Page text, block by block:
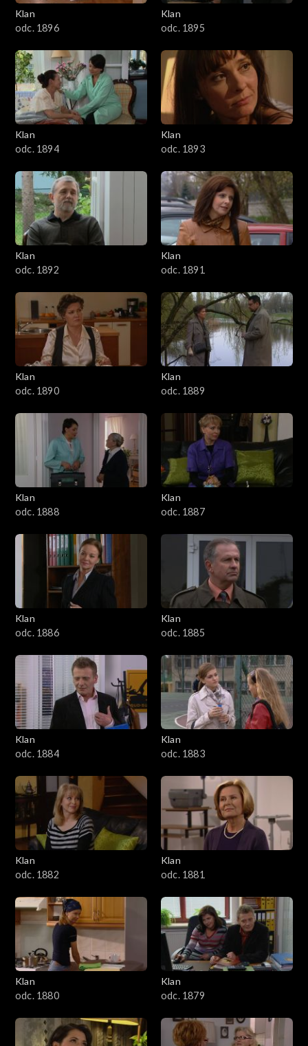
3701–3800
3601–3700
3501–3600
3401–3500
3201–3300
3101–3200
3001–3100
2901–3000
2801–2900
2701–2800
2501–2600
2401–2500
2301–2400
2201–2300
2101–2200
2001–2100
1901–2000
1801–1900
1701–1800
1601–1700
1501–1600
1401–1500
1301–1400
1201–1300
1101–1200
1001–1100
901–1000
801–900
Klan
odc. 1896
Klan
odc. 1895
Klan
odc. 1894
Klan
odc. 1893
Klan
odc. 1892
Klan
odc. 1891
Klan
odc. 1890
Klan
odc. 1889
Klan
odc. 1888
Klan
odc. 1887
Klan
odc. 1886
Klan
odc. 1885
Klan
odc. 1884
Klan
odc. 1883
Klan
odc. 1882
Klan
odc. 1881
Klan
odc. 1880
Klan
odc. 1879